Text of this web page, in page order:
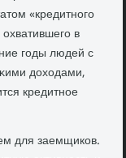
«кредитного
в
годы людей с
дοхοдами,
кредитное
для заемщиков.